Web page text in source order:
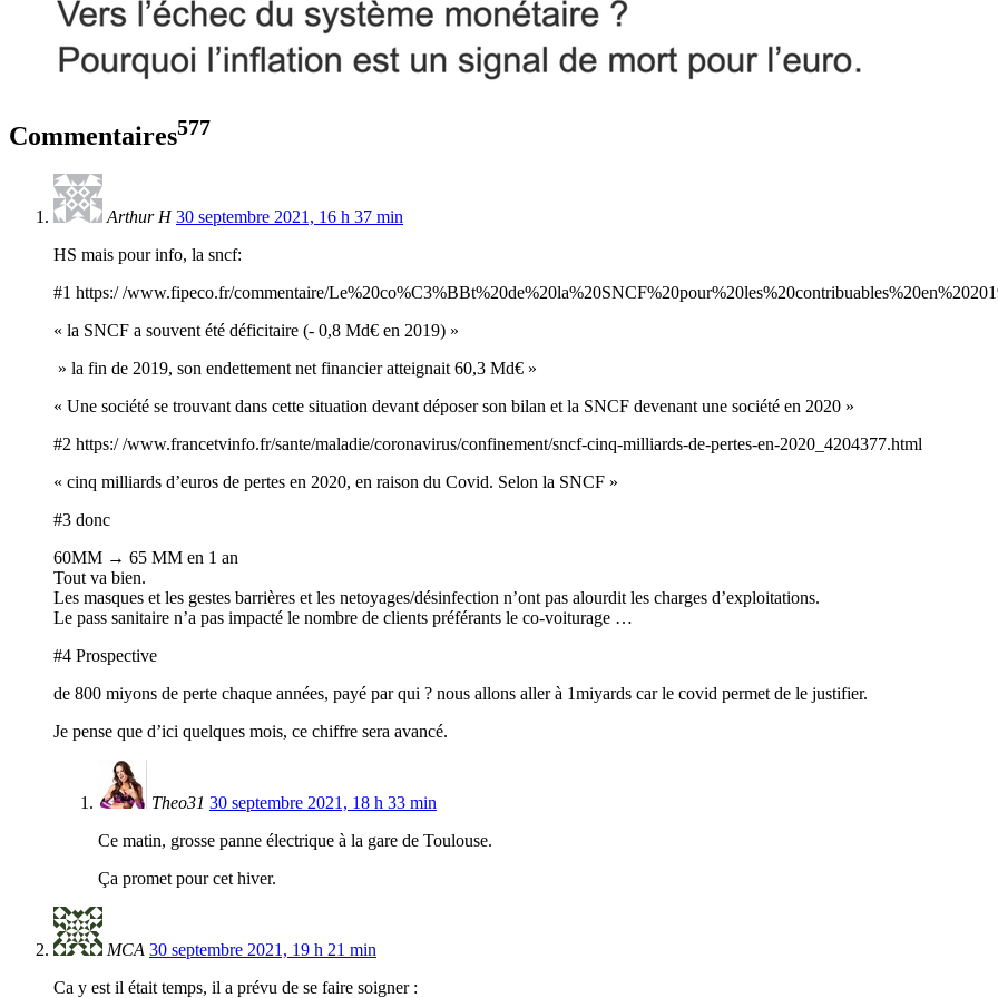
Commentaires577
Arthur H 30 septembre 2021, 16 h 37 min
HS mais pour info, la sncf:
#1 https:/ /www.fipeco.fr/commentaire/
« la SNCF a souvent été déficitaire (- 0,8 Md€ en 2019) »
» la fin de 2019, son endettement net financier atteignait 60,3 Md€ »
« Une société se trouvant dans cette situation devant déposer son bilan et la SNCF devenant une société en 2020 »
#2 https:/ /www.francetvinfo.fr/sante/maladie/coronavirus/confinement/sncf-cinq-milliards-de-pertes-en-2020_4204377.html
« cinq milliards d’euros de pertes en 2020, en raison du Covid. Selon la SNCF »
#3 donc
60MM → 65 MM en 1 an
Tout va bien.
Les masques et les gestes barrières et les netoyages/désinfection n’ont pas alourdit les charges d’exploitations.
Le pass sanitaire n’a pas impacté le nombre de clients préférants le co-voiturage …
#4 Prospective
de 800 miyons de perte chaque années, payé par qui ? nous allons aller à 1miyards car le covid permet de le justifier.
Je pense que d’ici quelques mois, ce chiffre sera avancé.
Theo31 30 septembre 2021, 18 h 33 min
Ce matin, grosse panne électrique à la gare de Toulouse.
Ça promet pour cet hiver.
MCA 30 septembre 2021, 19 h 21 min
Ca y est il était temps, il a prévu de se faire soigner :